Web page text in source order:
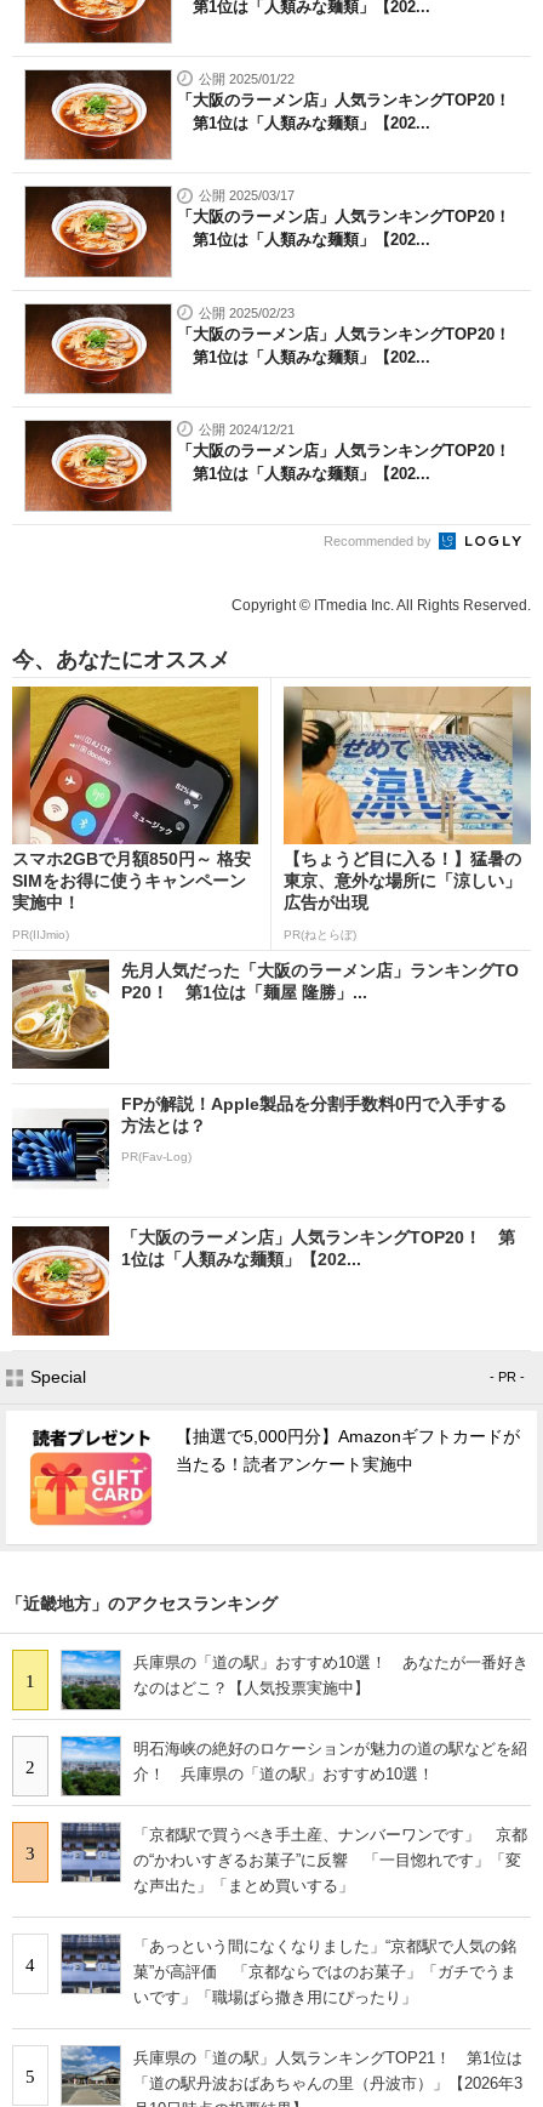
第1位は「人類みな麺類」【202...
公開 2025/01/22
「大阪のラーメン店」人気ランキングTOP20！
第1位は「人類みな麺類」【202...
公開 2025/03/17
「大阪のラーメン店」人気ランキングTOP20！
第1位は「人類みな麺類」【202...
公開 2025/02/23
「大阪のラーメン店」人気ランキングTOP20！
第1位は「人類みな麺類」【202...
公開 2024/12/21
「大阪のラーメン店」人気ランキングTOP20！
第1位は「人類みな麺類」【202...
Recommended by
Copyright © ITmedia Inc. All Rights Reserved.
今、あなたにオススメ
スマホ2GBで月額850円～ 格安
SIMをお得に使うキャンペーン
実施中！
PR(IIJmio)
【ちょうど目に入る！】猛暑の
東京、意外な場所に「涼しい」
広告が出現
PR(ねとらぼ)
先月人気だった「大阪のラーメン店」ランキングTO
P20！ 第1位は「麺屋 隆勝」...
FPが解説！Apple製品を分割手数料0円で入手する
方法とは？
PR(Fav-Log)
「大阪のラーメン店」人気ランキングTOP20！ 第
1位は「人類みな麺類」【202...
Special - PR -
【抽選で5,000円分】Amazonギフトカードが
当たる！読者アンケート実施中
「近畿地方」のアクセスランキング
1
兵庫県の「道の駅」おすすめ10選！ あなたが一番好き
なのはどこ？【人気投票実施中】
2
明石海峡の絶好のロケーションが魅力の道の駅などを紹
介！ 兵庫県の「道の駅」おすすめ10選！
3
「京都駅で買うべき手土産、ナンバーワンです」 京都
の“かわいすぎるお菓子”に反響 「一目惚れです」「変
な声出た」「まとめ買いする」
4
「あっという間になくなりました」“京都駅で人気の銘
菓”が高評価 「京都ならではのお菓子」「ガチでうま
いです」「職場ばら撒き用にぴったり」
5
兵庫県の「道の駅」人気ランキングTOP21！ 第1位は
「道の駅丹波おばあちゃんの里（丹波市）」【2026年3